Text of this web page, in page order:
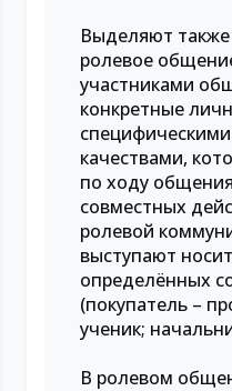
Выделяют
ролевое
участниками
конкретные
качествами,
по ходу
совместных
ролевой
выступают
определённых
(покупатель –
ученик;
В ролевом